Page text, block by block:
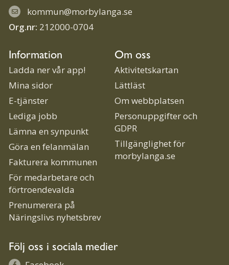
kommun@morbylanga.se
Org.nr: 212000-0704
Information
Ladda ner vår app!
Mina sidor
E-tjänster
Lediga jobb
Lämna en synpunkt
Göra en felanmälan
Fakturera kommunen
För medarbetare och
förtroendevalda
Prenumerera på
Näringslivs nyhetsbrev
Om oss
Aktivitetskartan
Lättläst
Om webbplatsen
Personuppgifter och
GDPR
Tillgänglighet för
morbylanga.se
Följ oss i sociala medier